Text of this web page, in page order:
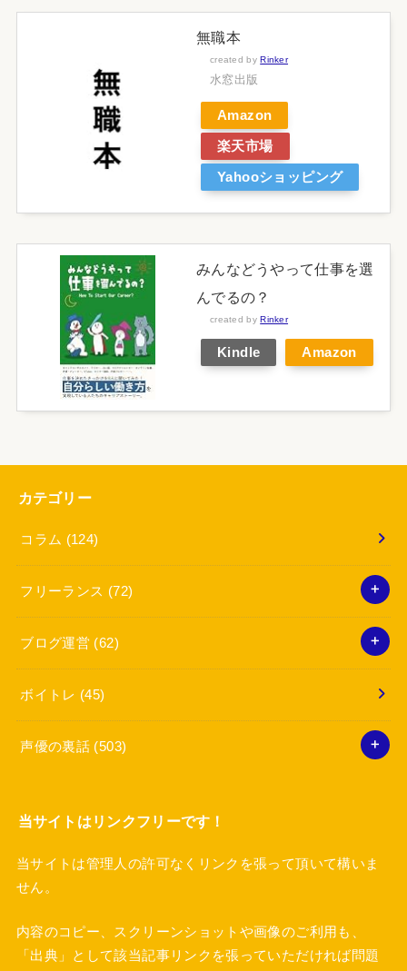
無職本
created by Rinker
水窓出版
Amazon
楽天市場
Yahooショッピング
みんなどうやって仕事を選
んでるの？
created byRinker
Kindle Amazon
カテゴリー
コラム (124)
フリーランス (72)
ブログ運営 (62)
ボイトレ (45)
声優の裏話 (503)
当サイトはリンクフリーです！
当サイトは管理人の許可なくリンクを張って頂いて構いま
せん。
内容のコピー、スクリーンショットや画像のご利用も、
「出典」として該当記事リンクを張っていただければ問題